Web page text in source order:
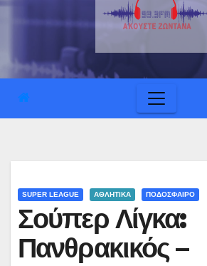
SUPER LEAGUE ΑΘΛΗΤΙΚΑ ΠΟΔΟΣΦΑΙΡΟ
Σούπερ Λίγκα:
Πανθρακικός –